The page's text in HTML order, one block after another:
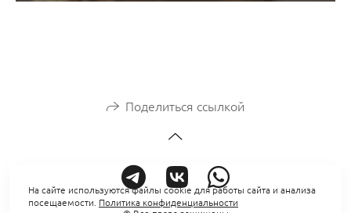
Поделиться ссылкой
На сайте используются файлы cookie для работы сайта и анализа
посещаемости. Политика конфиденциальности